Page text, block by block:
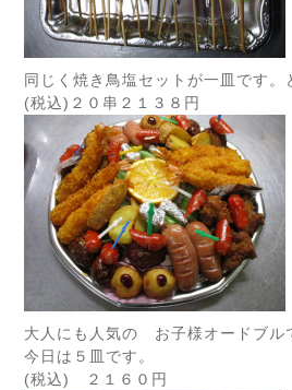
同じく焼き鳥塩セットが一皿です。
(税込)２０串２１３８円
大人にも人気の お子様オードブル
今日は５皿です。
(税込) ２１６０円